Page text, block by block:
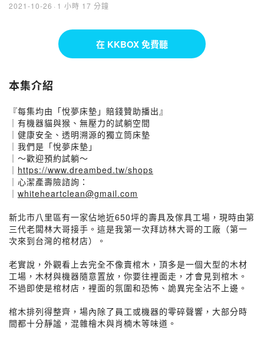
2021-10-26 · 1 小時 17 分鐘
在 KKBOX 免費聽
本集介紹
『每集均由「悅夢床墊」賠錢贊助播出』
｜有機器貓與猴、無壓力的試躺空間
｜健康安全、透明溯源的獨立筒床墊
｜我們是「悅夢床墊」
｜～歡迎預約試躺～
｜ https://www.dreambed.tw/shops
｜心潔產壽險諮詢：
｜ whiteheartclean@gmail.com
新北市八里區有一家佔地近650坪的壽具及傢具工場，現時由第
三代老闆林大哥接手。這是我第一次拜訪林大哥的工廠（第一
次來到台灣的棺材店）。
老實說，外觀看上去完全不像賣棺木，頂多是一個大型的木材
工場，木材與機器隨意置放，你要往裡面走，才會見到棺木。
不過即使是棺材店，裡面的氛圍和恐怖、詭異完全沾不上邊。
棺木排列得整齊，場內除了員工或機器的零碎聲響，大部分時
間都十分靜謐，混雜檜木與肖楠木等味道。